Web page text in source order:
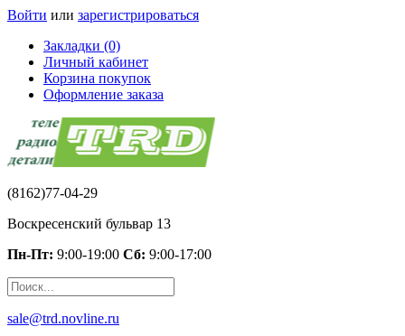
Войти или зарегистрироваться
Закладки (0)
Личный кабинет
Корзина покупок
Оформление заказа
(8162)77-04-29
Воскресенский бульвар 13
Пн-Пт: 9:00-19:00 Сб: 9:00-17:00
sale@trd.novline.ru